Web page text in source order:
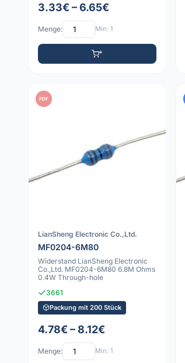
3.33€ – 6.65€
Menge: Min: 1
PDF
LianSheng Electronic Co.,Ltd.
MF0204-6M80
Widerstand LianSheng Electronic
Co.,Ltd. MF0204-6M80 6.8M Ohms
0.4W Through-hole
3661
Packung mit 200 Stück
4.78€ – 8.12€
Menge: Min: 1